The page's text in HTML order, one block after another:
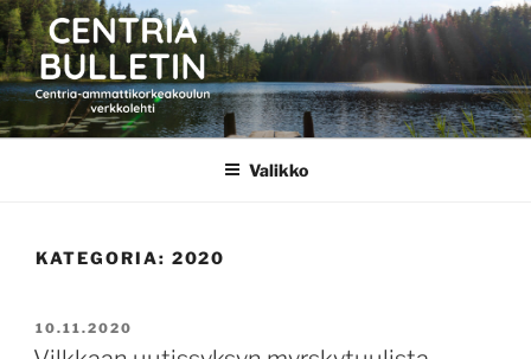
Siirry
sisältöön
CENTRIA BULLETIN
Valikko
KATEGORIA: 2020
JULKAISTU
10.11.2020